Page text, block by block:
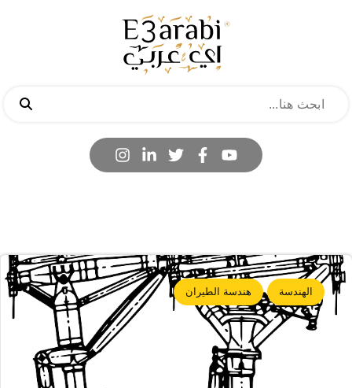
الهندسة هندسة الطيران